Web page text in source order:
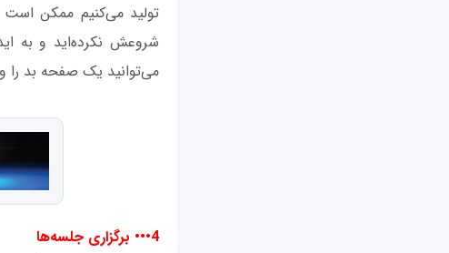
تولید می‌کنیم ممکن است
شروعش نکرده‌اید و به
می‌توانید یک صفحه بد را
4••• برگزاری جلسه‌ها